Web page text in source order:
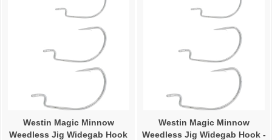
Westin Magic Minnow
Weedless Jig Widegab Hook
Westin Magic Minnow
Weedless Jig Widegab Hook -